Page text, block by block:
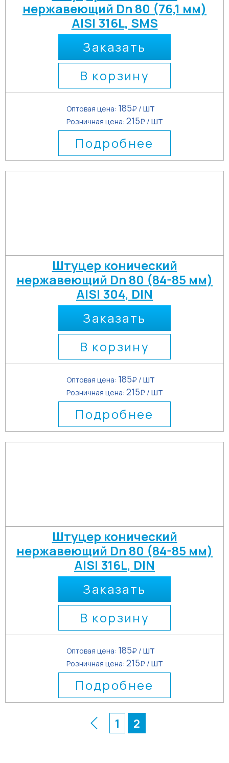
нержавеющий Dn 80 (76,1 мм)
AISI 316L, SMS
Заказать
В корзину
Оптовая цена: 185₽ / шт
Розничная цена: 215₽ / шт
Подробнее
Штуцер конический
нержавеющий Dn 80 (84-85 мм)
AISI 304, DIN
Заказать
В корзину
Оптовая цена: 185₽ / шт
Розничная цена: 215₽ / шт
Подробнее
Штуцер конический
нержавеющий Dn 80 (84-85 мм)
AISI 316L, DIN
Заказать
В корзину
Оптовая цена: 185₽ / шт
Розничная цена: 215₽ / шт
Подробнее
1 2